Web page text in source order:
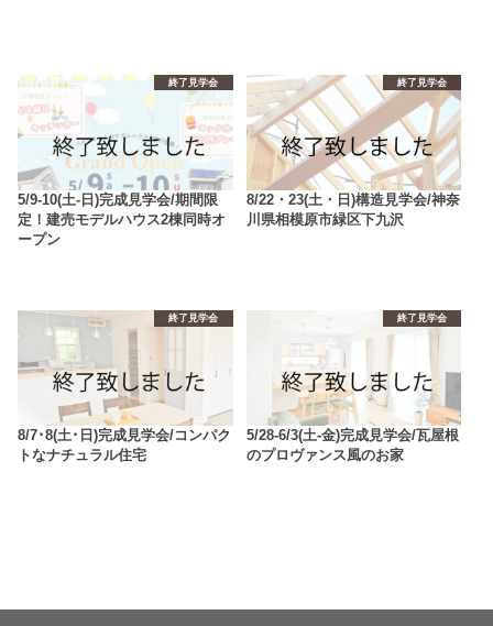
終了見学会
5/9-10(土-日)完成見学会/期間限
定！建売モデルハウス2棟同時オ
ープン
終了見学会
8/22・23(土・日)構造見学会/神奈
川県相模原市緑区下九沢
終了見学会
8/7･8(土･日)完成見学会/コンパク
トなナチュラル住宅
終了見学会
5/28-6/3(土-金)完成見学会/瓦屋根
のプロヴァンス風のお家